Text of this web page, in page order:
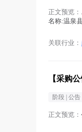
正文预览：
名称:温泉
关联行业：
【采购
阶段 | 公告
正文预览：